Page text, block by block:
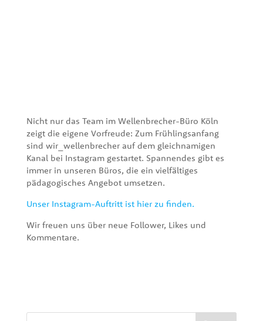
Nicht nur das Team im Wellenbrecher-Büro Köln
zeigt die eigene Vorfreude: Zum Frühlingsanfang
sind wir_wellenbrecher auf dem gleichnamigen
Kanal bei Instagram gestartet. Spannendes gibt es
immer in unseren Büros, die ein vielfältiges
pädagogisches Angebot umsetzen.
Unser Instagram-Auftritt ist hier zu finden.
Wir freuen uns über neue Follower, Likes und
Kommentare.